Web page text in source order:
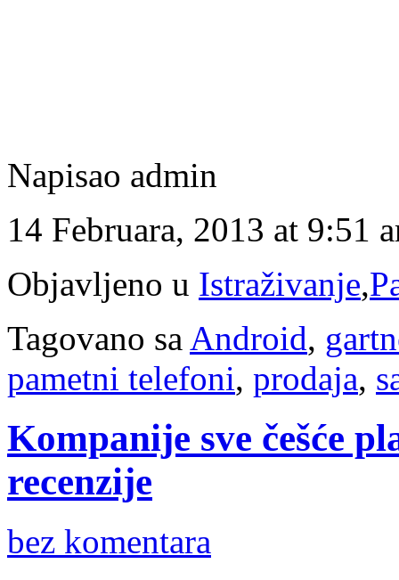
Napisao admin
14 Februara, 2013 at 9:51
Objavljeno u Istraživanje,
Tagovano sa Android,
pametni telefoni, prodaja,
Kompanije sve češće
recenzije
bez komentara